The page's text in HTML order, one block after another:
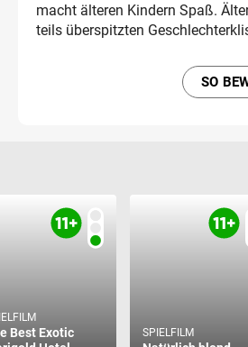
macht älteren Kindern Spaß.
teils überspitzten
SO
Best Exotic
SPIELFILM